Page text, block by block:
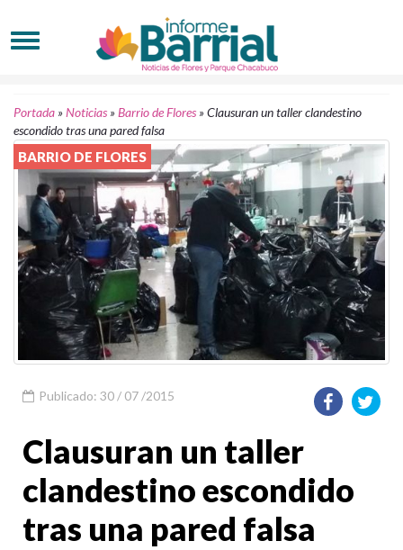
Portada »Noticias »Barrio de Flores »Clausuran un taller clandestino
escondido tras una pared falsa
BARRIO DE FLORES
Publicado: 30 / 07 /2015
Clausuran un taller
clandestino escondido
tras una pared falsa